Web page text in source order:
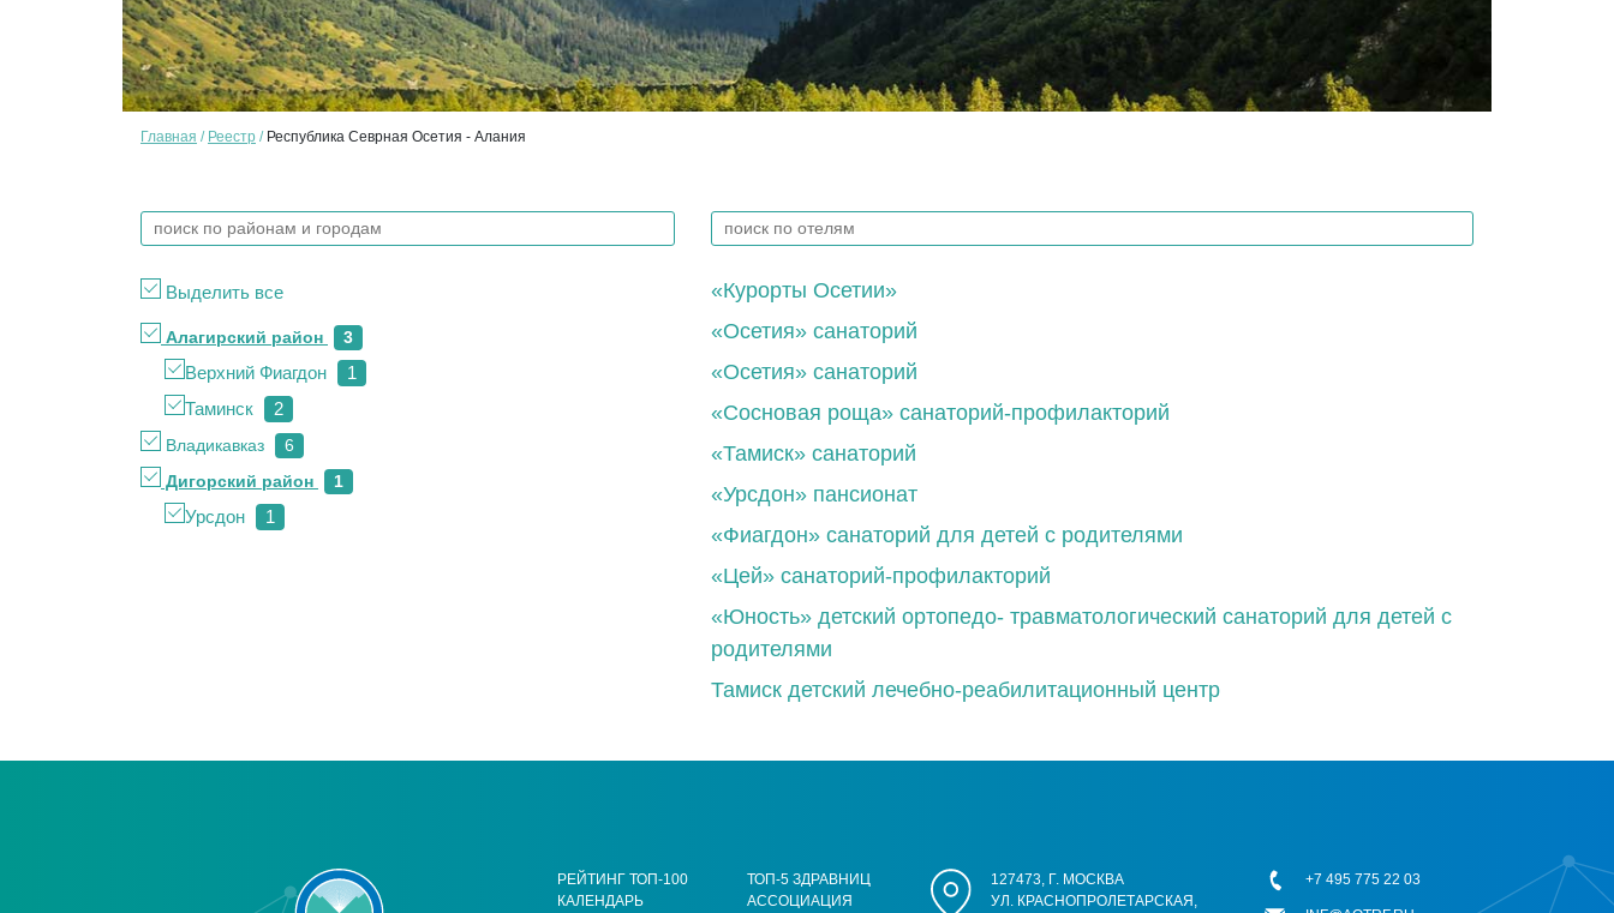
Главная Реестр Республика Севрная Осетия - Алания
Выделить все
Алагирский район 3
Верхний Фиагдон
1
Таминск
2
Владикавказ
6
Дигорский район
1
Урсдон 1
«Курорты Осетии»
«Осетия» санаторий
«Осетия» санаторий
«Сосновая роща» санаторий-профилакторий
«Тамиск» санаторий
«Урсдон» пансионат
«Фиагдон» санаторий для детей с родителями
«Цей» санаторий-профилакторий
«Юность» детский ортопедо- травматологический санаторий для детей с
родителями
Тамиск детский лечебно-реабилитационный центр
РЕЙТИНГ ТОП-100
КАЛЕНДАРЬ
ТОП-5 ЗДРАВНИЦ
АССОЦИАЦИЯ
127473, Г. МОСКВА
УЛ. КРАСНОПРОЛЕТАРСКАЯ,
+7 495 775 22 03